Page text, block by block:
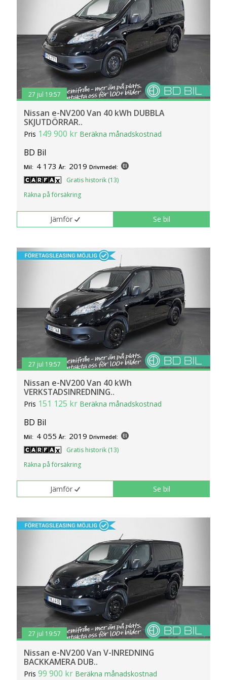
27 jul 19:57
Nissan e-NV200 Van 40 kWh DUBBLA
SKJUTDÖRRAR..
Pris 149 900 kr Beräkna månadskostnad
BD Bil
Mil: 4 173 År: 2019 Drivmedel:
Gratis historik (13)
Räkna på försäkring
Jämför Se bil
27 jul 19:57
Nissan e-NV200 Van 40 kWh
VERKSTADSINREDNING..
Pris 151 125 kr Beräkna månadskostnad
BD Bil
Mil: 4 055 År: 2019 Drivmedel:
Gratis historik (13)
Räkna på försäkring
Jämför Se bil
27 jul 19:57
Nissan e-NV200 Van V-INREDNING
BACKKAMERA DUB..
Pris99 900 kr Beräkna månadskostnad